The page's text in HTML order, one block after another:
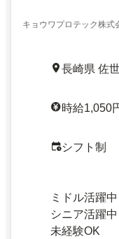
キョウワプロテック株式
長崎県 佐
時給1,050
シフト制
ミドル活躍中
シニア活躍中
未経験OK